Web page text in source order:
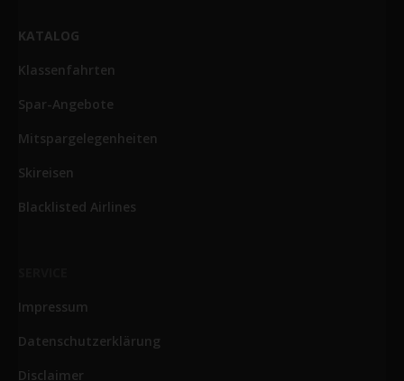
KATALOG
Klassenfahrten
Spar-Angebote
Mitspargelegenheiten
Skireisen
Blacklisted Airlines
Impressum
Datenschutzerklärung
Disclaimer